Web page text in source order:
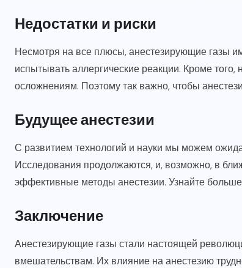
Недостатки и риски
Несмотря на все плюсы, анестезирующие газы
испытывать аллергические реакции. Кроме
осложнениям. Поэтому так важно, чтобы
Будущее анестезии
С развитием технологий и науки мы можем
Исследования продолжаются, и, возможно, в
эффективные методы анестезии. Узнайте
Заключение
Анестезирующие газы стали настоящей
вмешательствам. Их влияние на анестезию